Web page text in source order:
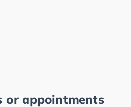
or appointments